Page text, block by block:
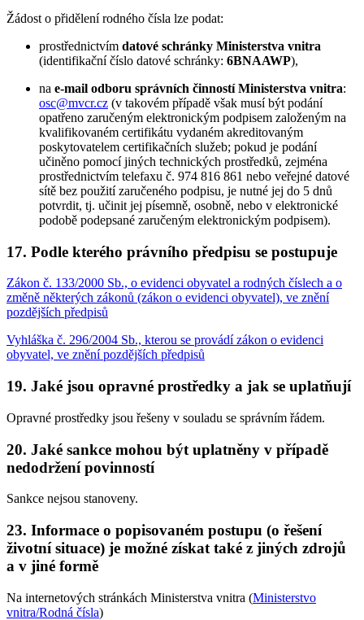
Žádost o přidělení rodného čísla lze podat:
prostřednictvím datové schránky Ministerstva vnitra
(identifikační číslo datové schránky: 6BNAAWP),
na e-mail odboru správních činností Ministerstva vnitra:
osc@mvcr.cz (v takovém případě však musí být podání
opatřeno zaručeným elektronickým podpisem založeným na
kvalifikovaném certifikátu vydaném akreditovaným
poskytovatelem certifikačních služeb; pokud je podání
učiněno pomocí jiných technických prostředků, zejména
prostřednictvím telefaxu č. 974 816 861 nebo veřejné datové
sítě bez použití zaručeného podpisu, je nutné jej do 5 dnů
potvrdit, tj. učinit jej písemně, osobně, nebo v elektronické
podobě podepsané zaručeným elektronickým podpisem).
17. Podle kterého právního předpisu se postupuje
Zákon č. 133/2000 Sb., o evidenci obyvatel a rodných číslech a o
změně některých zákonů (zákon o evidenci obyvatel), ve znění
pozdějších předpisů
Vyhláška č. 296/2004 Sb., kterou se provádí zákon o evidenci
obyvatel, ve znění pozdějších předpisů
19. Jaké jsou opravné prostředky a jak se uplatňují
Opravné prostředky jsou řešeny v souladu se správním řádem.
20. Jaké sankce mohou být uplatněny v případě
nedodržení povinností
Sankce nejsou stanoveny.
23. Informace o popisovaném postupu (o řešení
životní situace) je možné získat také z jiných zdrojů
a v jiné formě
Na internetových stránkách Ministerstva vnitra (Ministerstvo
vnitra/Rodná čísla)